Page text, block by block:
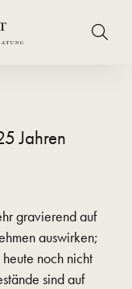
Jahren
gravierend auf
auswirken;
noch nicht
sind auf